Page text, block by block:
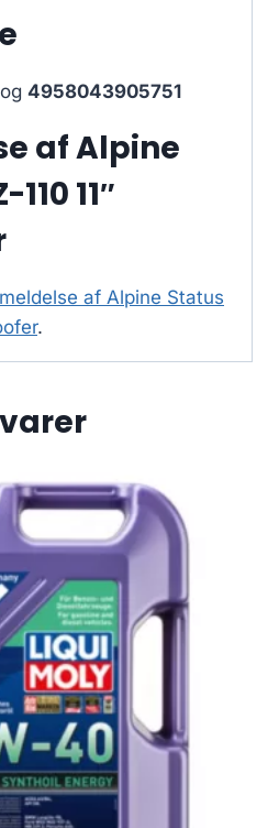
og 4958043905751
af Alpine
11″
af Alpine Status
.